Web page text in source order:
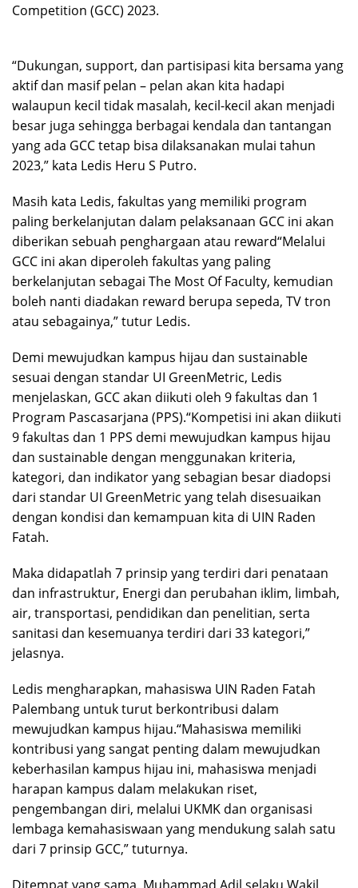
Competition (GCC) 2023.
“Dukungan, support, dan partisipasi kita bersama yang
aktif dan masif pelan – pelan akan kita hadapi
walaupun kecil tidak masalah, kecil-kecil akan menjadi
besar juga sehingga berbagai kendala dan tantangan
yang ada GCC tetap bisa dilaksanakan mulai tahun
2023,” kata Ledis Heru S Putro.
Masih kata Ledis, fakultas yang memiliki program
paling berkelanjutan dalam pelaksanaan GCC ini akan
diberikan sebuah penghargaan atau reward“Melalui
GCC ini akan diperoleh fakultas yang paling
berkelanjutan sebagai The Most Of Faculty, kemudian
boleh nanti diadakan reward berupa sepeda, TV tron
atau sebagainya,” tutur Ledis.
Demi mewujudkan kampus hijau dan sustainable
sesuai dengan standar UI GreenMetric, Ledis
menjelaskan, GCC akan diikuti oleh 9 fakultas dan 1
Program Pascasarjana (PPS).“Kompetisi ini akan diikuti
9 fakultas dan 1 PPS demi mewujudkan kampus hijau
dan sustainable dengan menggunakan kriteria,
kategori, dan indikator yang sebagian besar diadopsi
dari standar UI GreenMetric yang telah disesuaikan
dengan kondisi dan kemampuan kita di UIN Raden
Fatah.
Maka didapatlah 7 prinsip yang terdiri dari penataan
dan infrastruktur, Energi dan perubahan iklim, limbah,
air, transportasi, pendidikan dan penelitian, serta
sanitasi dan kesemuanya terdiri dari 33 kategori,”
jelasnya.
Ledis mengharapkan, mahasiswa UIN Raden Fatah
Palembang untuk turut berkontribusi dalam
mewujudkan kampus hijau.“Mahasiswa memiliki
kontribusi yang sangat penting dalam mewujudkan
keberhasilan kampus hijau ini, mahasiswa menjadi
harapan kampus dalam melakukan riset,
pengembangan diri, melalui UKMK dan organisasi
lembaga kemahasiswaan yang mendukung salah satu
dari 7 prinsip GCC,” tuturnya.